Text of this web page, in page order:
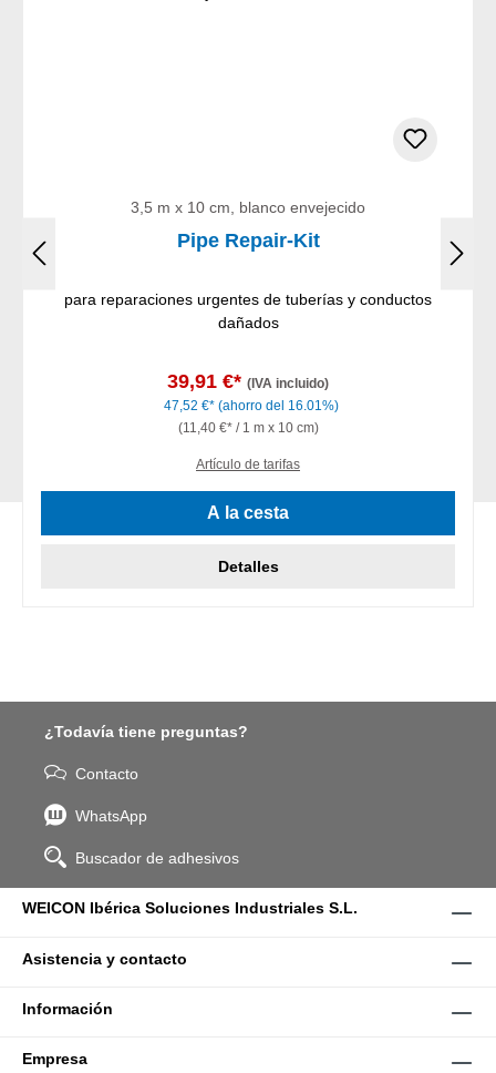
3,5 m x 10 cm, blanco envejecido
Pipe Repair-Kit
para reparaciones urgentes de tuberías y conductos
dañados
39,91 €* (IVA incluido)
47,52 €* (ahorro del 16.01%)
(11,40 €* / 1 m x 10 cm)
Artículo de tarifas
A la cesta
Detalles
¿Todavía tiene preguntas?
Contacto
WhatsApp
Buscador de adhesivos
WEICON Ibérica Soluciones Industriales S.L.
Asistencia y contacto
Información
Empresa